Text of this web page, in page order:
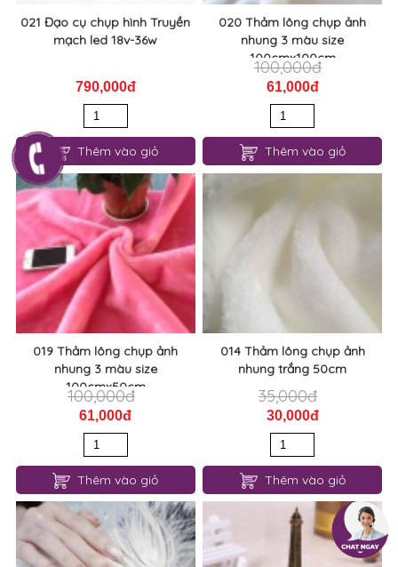
021 Đạo cụ chụp hình Truyền
mạch led 18v-36w
790,000đ
Thêm vào giỏ
020 Thảm lông chụp ảnh
nhung 3 màu size
100cmx100cm
100,000đ
61,000đ
Thêm vào giỏ
019 Thảm lông chụp ảnh
nhung 3 màu size
100cmx50cm
100,000đ
61,000đ
Thêm vào giỏ
014 Thảm lông chụp ảnh
nhung trắng 50cm
35,000đ
30,000đ
Thêm vào giỏ